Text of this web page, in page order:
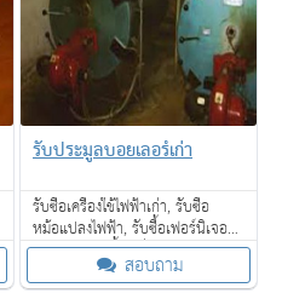
รับประมูลบอยเลอร์เก่า
รับซื้อเครื่องใช้ไฟฟ้าเก่า, รับซื้อ
หม้อแปลงไฟฟ้า, รับซื้อเฟอร์นิเจอร์
ไม้สักเก่า, รับซื้อเครื่องจักรเก่าขนาด
ใหญ่ และเรายังรับซื้อของเก่าใน
สอบถาม